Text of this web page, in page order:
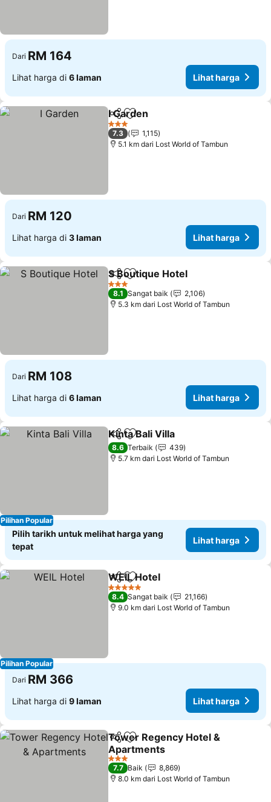
Dari RM 164
Lihat harga di 6 laman Lihat harga
KongsiTambah ke favorit
I Garden
3 Bintang
7.3
1,115
5.1 km dari Lost World of Tambun
Dari RM 120
Lihat harga di 3 laman Lihat harga
KongsiTambah ke favorit
S Boutique Hotel
3 Bintang
8.1 Sangat baik
2,106
5.3 km dari Lost World of Tambun
Dari RM 108
Lihat harga di 6 laman Lihat harga
Pilihan Popular
KongsiTambah ke favorit
Kinta Bali Villa
8.6 Terbaik
439
5.7 km dari Lost World of Tambun
Pilih tarikh untuk melihat harga yang
tepat
Lihat harga
Pilihan Popular
KongsiTambah ke favorit
WEIL Hotel
5 Bintang
8.4 Sangat baik
21,166
9.0 km dari Lost World of Tambun
Dari RM 366
Lihat harga di 9 laman Lihat harga
KongsiTambah ke favorit
Tower Regency Hotel &
Apartments
Lihat harga
3 Bintang
7.7 Baik
8,869
8.0 km dari Lost World of Tambun